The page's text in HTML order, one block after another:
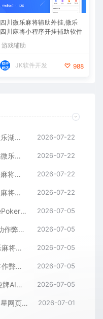
四川微乐麻将辅助外挂,微乐
四川麻将小程序开挂辅助软件
游戏辅助
JK软件开发 988
湖南微乐麻将辅助外挂,小程序微乐湖南麻将开挂辅助软件 2026-07-22
微乐河北麻将开挂辅助软件,河北微乐麻将小程序外挂 2026-07-22
微乐安徽麻将辅助外挂,安徽微乐麻将开挂辅助软件 2026-07-22
四川微乐麻将辅助外挂,微乐四川麻将小程序开挂辅助软件 2026-07-22
WePoker辅助外挂下载2026_WePoker微扑克透视作弊软件 2026-07-05
德扑之星外挂2026_德扑之星辅助作弊软件_德扑之星透视器下载 2026-07-05
微乐山东麻将辅助外挂_山东微乐麻将作弊软件透视下载 2026-07-05
微乐江西麻将外挂_微乐江西麻将作弊辅助软件 2026-07-05
微乐麻将辅助外挂神器 | 透视+控牌AI智能辅助，轻松连胜全场！ 2026-07-05
德扑之星外挂网页电脑版,德扑之星网页版透视辅助器 2026-07-01